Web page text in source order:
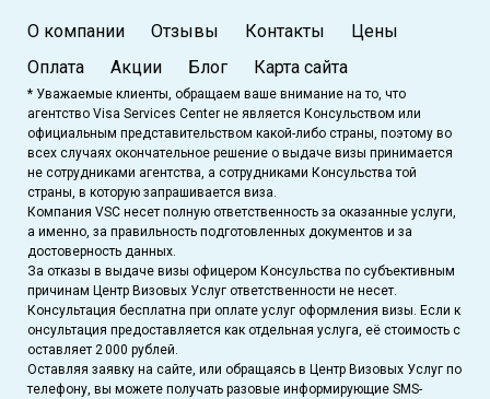
О компании Отзывы Контакты
Цены
Оплата
Акции Блог Карта сайта
* Уважаемые клиенты, обращаем ваше внимание на то, что
агентство Visa Services Center не является Консульством или
официальным представительством какой-либо страны, поэтому во
всех случаях окончательное решение о выдаче визы принимается
не сотрудниками агентства, а сотрудниками Консульства той
страны, в которую запрашивается виза.
Компания VSC несет полную ответственность за оказанные услуги,
а именно, за правильность подготовленных документов и за
достоверность данных.
За отказы в выдаче визы офицером Консульства по субъективным
причинам Центр Визовых Услуг ответственности не несет.
Консультация бесплатна при оплате услуг оформления визы. Если к
онсультация предоставляется как отдельная услуга, её стоимость с
оставляет 2 000 рублей.
Оставляя заявку на сайте, или обращаясь в Центр Визовых Услуг по
телефону, вы можете получать разовые информирующие SMS-